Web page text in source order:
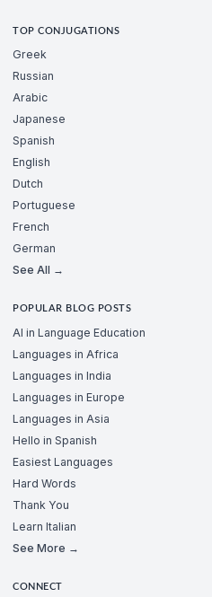
TOP CONJUGATIONS
Greek
Russian
Arabic
Japanese
Spanish
English
Dutch
Portuguese
French
German
See All →
POPULAR BLOG POSTS
AI in Language Education
Languages in Africa
Languages in India
Languages in Europe
Languages in Asia
Hello in Spanish
Easiest Languages
Hard Words
Thank You
Learn Italian
See More →
CONNECT